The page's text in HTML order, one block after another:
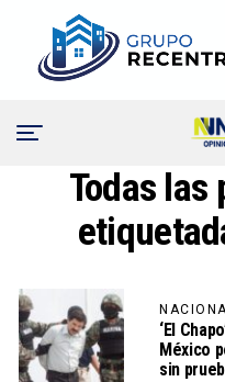
Todas
‘El
México
sin